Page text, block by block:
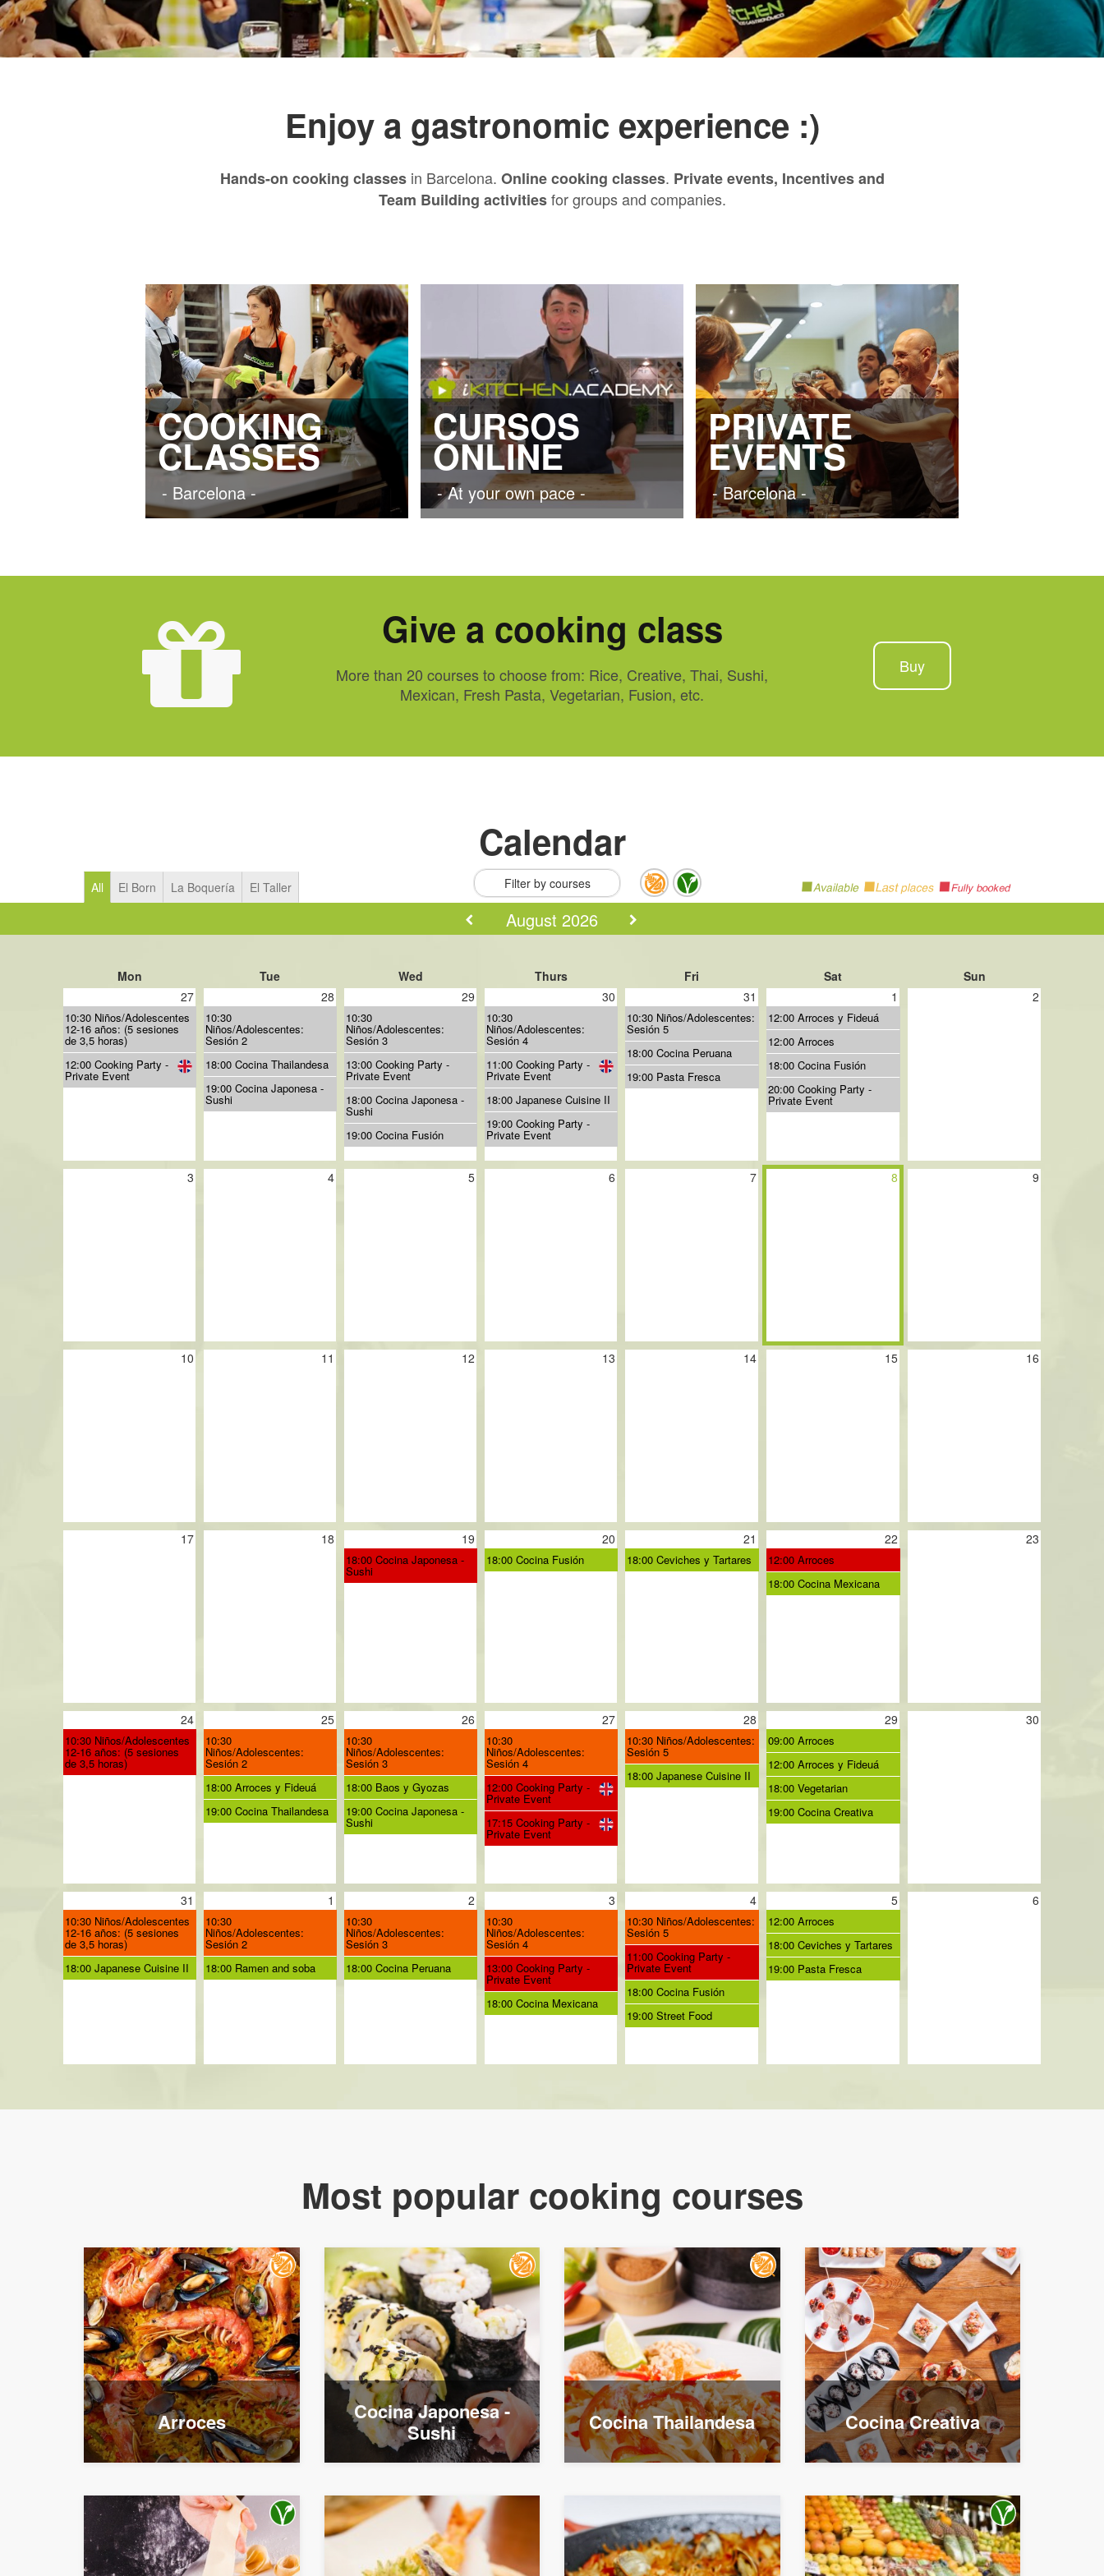
Enjoy a gastronomic experience :)
Hands-on cooking classesin Barcelona. Online cooking classes. Private events, Incentives and
Team Building activitiesfor groups and companies.
COOKING
CLASSES
- Barcelona -
CURSOS
ONLINE
- At your own pace -
PRIVATE
EVENTS
- Barcelona -
Give a cooking class
More than 20 courses to choose from: Rice, Creative, Thai, Sushi,
Mexican, Fresh Pasta, Vegetarian, Fusion, etc.
Buy
Calendar
All El Born La Boquería El Taller Filter by courses
August 2026
Mon Tue Wed Thurs Fri Sat
Sun
27
28 29 30 31 1 2
3 4 5 6 7 8 9
10 11 12 13 14 15 16
17 18 19 20 21 22 23
24 25 26 27 28 29 30
31 1 2 3 4 5 6
10:30 Niños/Adolescentes
12-16 años: (5 sesiones
de 3,5 horas)
10:30
Niños/Adolescentes:
Sesión 2
10:30
Niños/Adolescentes:
Sesión 3
10:30
Niños/Adolescentes:
Sesión 4
10:30 Niños/Adolescentes:
Sesión 5
12:00 Arroces y Fideuá
11:00 Cooking Party -
Private Event
12:00 Cooking Party -
Private Event
12:00 Arroces
13:00 Cooking Party -
Private Event
18:00 Cocina Thailandesa
18:00 Cocina Peruana
18:00 Cocina Japonesa -
Sushi
18:00 Japanese Cuisine II
18:00 Cocina Fusión
19:00 Cocina Japonesa -
Sushi
19:00 Pasta Fresca
19:00 Cocina Fusión
19:00 Cooking Party -
Private Event
20:00 Cooking Party -
Private Event
12:00 Arroces
18:00 Cocina Japonesa -
Sushi
18:00 Cocina Fusión
18:00 Ceviches y Tartares
18:00 Cocina Mexicana
09:00 Arroces
10:30 Niños/Adolescentes
12-16 años: (5 sesiones
de 3,5 horas)
10:30
Niños/Adolescentes:
Sesión 2
10:30
Niños/Adolescentes:
Sesión 3
10:30
Niños/Adolescentes:
Sesión 4
10:30 Niños/Adolescentes:
Sesión 5
12:00 Cooking Party -
Private Event
12:00 Arroces y Fideuá
18:00 Arroces y Fideuá
18:00 Baos y Gyozas
18:00 Japanese Cuisine II
17:15 Cooking Party -
Private Event
18:00 Vegetarian
19:00 Cocina Thailandesa
19:00 Cocina Japonesa -
Sushi
19:00 Cocina Creativa
10:30 Niños/Adolescentes
12-16 años: (5 sesiones
de 3,5 horas)
10:30
Niños/Adolescentes:
Sesión 2
10:30
Niños/Adolescentes:
Sesión 3
10:30
Niños/Adolescentes:
Sesión 4
10:30 Niños/Adolescentes:
Sesión 5
12:00 Arroces
11:00 Cooking Party -
Private Event
13:00 Cooking Party -
Private Event
18:00 Japanese Cuisine II 18:00 Ramen and soba 18:00 Cocina Peruana
18:00 Ceviches y Tartares
18:00 Cocina Mexicana
18:00 Cocina Fusión
19:00 Pasta Fresca
19:00 Street Food
Most popular cooking courses
Arroces
Cocina Japonesa -
Sushi
Cocina Thailandesa Cocina Creativa